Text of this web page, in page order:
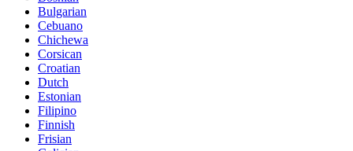
Bulgarian
Cebuano
Chichewa
Corsican
Croatian
Dutch
Estonian
Filipino
Finnish
Frisian